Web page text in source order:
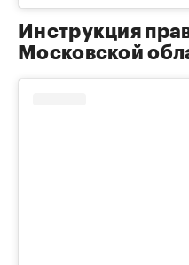
Инструкция
Московской